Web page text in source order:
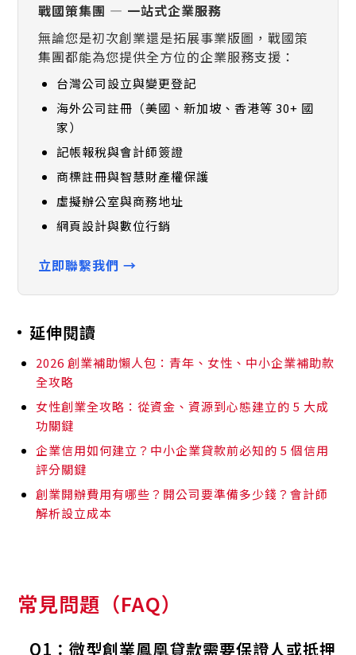
戰國策集團 — 一站式企業服務
無論您是初次創業還是拓展事業版圖，戰國策
集團都能為您提供全方位的企業服務支援：
台灣公司設立與變更登記
海外公司註冊（美國、新加坡、香港等 30+ 國
家）
記帳報稅與會計師簽證
商標註冊與智慧財產權保護
虛擬辦公室與商務地址
網頁設計與數位行銷
立即聯繫我們 →
延伸閱讀
2026 創業補助懶人包：青年、女性、中小企業補助款
全攻略
女性創業全攻略：從資金、資源到心態建立的 5 大成
功關鍵
企業信用如何建立？中小企業貸款前必知的 5 個信用
評分關鍵
創業開辦費用有哪些？開公司要準備多少錢？會計師
解析設立成本
常見問題（FAQ）
Q1：微型創業鳳凰貸款需要保證人或抵押